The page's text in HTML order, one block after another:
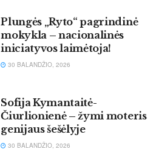
Plungės „Ryto“ pagrindinė
mokykla – nacionalinės
iniciatyvos laimėtoja!
30 BALANDŽIO, 2026
Sofija Kymantaitė-
Čiurlionienė – žymi moteris
genijaus šešėlyje
30 BALANDŽIO, 2026